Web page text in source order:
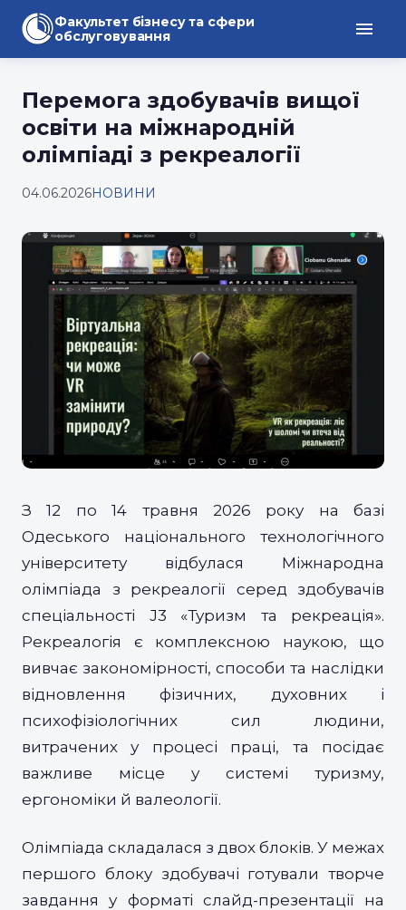
Факультет бізнесу та сфери
обслуговування
Перемога здобувачів вищої
освіти на міжнародній
олімпіаді з рекреалогії
04.06.2026НОВИНИ
З 12 по 14 травня 2026 року на базі
Одеського національного технологічного
університету відбулася Міжнародна
олімпіада з рекреалогії серед здобувачів
спеціальності J3 «Туризм та рекреація».
Рекреалогія є комплексною наукою, що
вивчає закономірності, способи та наслідки
відновлення фізичних, духовних і
психофізіологічних сил людини,
витрачених у процесі праці, та посідає
важливе місце у системі туризму,
ергономіки й валеології.
Олімпіада складалася з двох блоків. У межах
першого блоку здобувачі готували творче
завдання у форматі слайд-презентації на